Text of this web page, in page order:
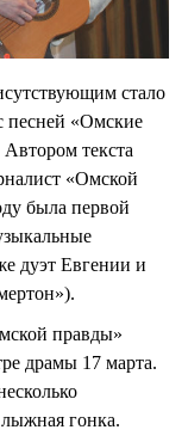
стало
«Омские
текста
«Омской
была первой
дуэт Евгении и
правды»
драмы 17 марта.
гонка.